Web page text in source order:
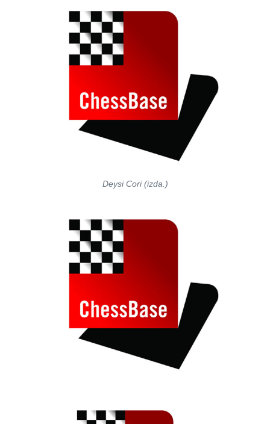
Deysi Cori (izda.)